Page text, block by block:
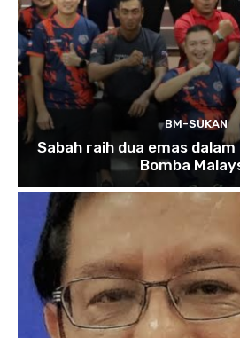
BM-SUKAN
Sabah raih dua emas dalam
Bomba